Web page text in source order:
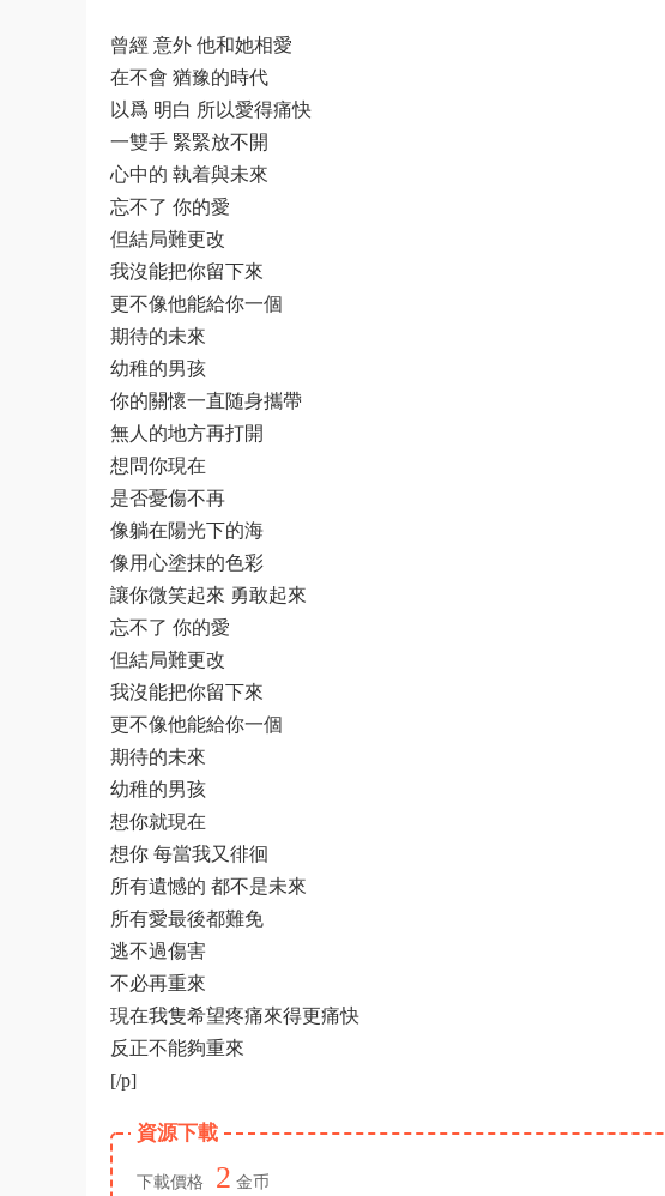
曾經 意外 他和她相愛
在不會 猶豫的時代
以爲 明白 所以愛得痛快
一雙手 緊緊放不開
心中的 執着與未來
忘不了 你的愛
但結局難更改
我沒能把你留下來
更不像他能給你一個
期待的未來
幼稚的男孩
你的關懷一直随身攜帶
無人的地方再打開
想問你現在
是否憂傷不再
像躺在陽光下的海
像用心塗抹的色彩
讓你微笑起來 勇敢起來
忘不了 你的愛
但結局難更改
我沒能把你留下來
更不像他能給你一個
期待的未來
幼稚的男孩
想你就現在
想你 每當我又徘徊
所有遺憾的 都不是未來
所有愛最後都難免
逃不過傷害
不必再重來
現在我隻希望疼痛來得更痛快
反正不能夠重來
[/p]
資源下載
下載價格 2 金币